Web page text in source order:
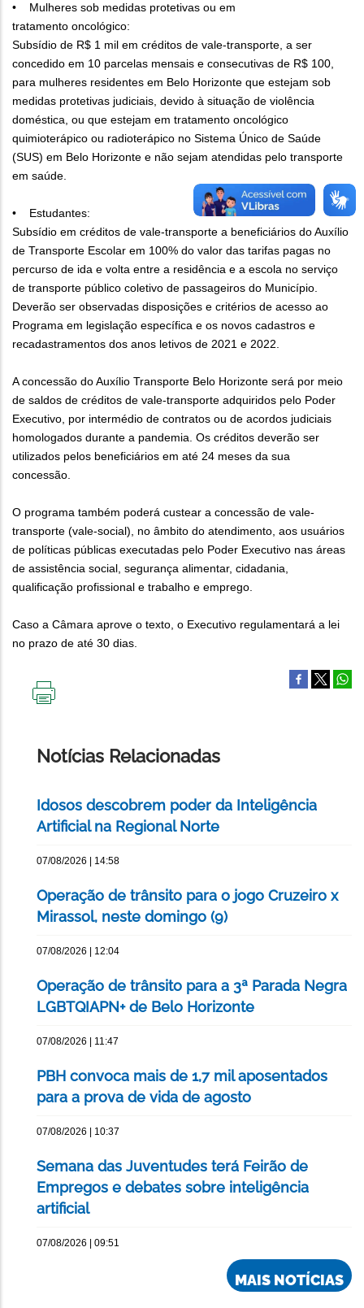
• Mulheres sob medidas protetivas ou em
tratamento oncológico:
Subsídio de R$ 1 mil em créditos de vale-transporte, a ser
concedido em 10 parcelas mensais e consecutivas de R$ 100,
para mulheres residentes em Belo Horizonte que estejam sob
medidas protetivas judiciais, devido à situação de violência
doméstica, ou que estejam em tratamento oncológico
quimioterápico ou radioterápico no Sistema Único de Saúde
(SUS) em Belo Horizonte e não sejam atendidas pelo transporte
em saúde.
• Estudantes:
Subsídio em créditos de vale-transporte a beneficiários do Auxílio
de Transporte Escolar em 100% do valor das tarifas pagas no
percurso de ida e volta entre a residência e a escola no serviço
de transporte público coletivo de passageiros do Município.
Deverão ser observadas disposições e critérios de acesso ao
Programa em legislação específica e os novos cadastros e
recadastramentos dos anos letivos de 2021 e 2022.
A concessão do Auxílio Transporte Belo Horizonte será por meio
de saldos de créditos de vale-transporte adquiridos pelo Poder
Executivo, por intermédio de contratos ou de acordos judiciais
homologados durante a pandemia. Os créditos deverão ser
utilizados pelos beneficiários em até 24 meses da sua
concessão.
O programa também poderá custear a concessão de vale-
transporte (vale-social), no âmbito do atendimento, aos usuários
de políticas públicas executadas pelo Poder Executivo nas áreas
de assistência social, segurança alimentar, cidadania,
qualificação profissional e trabalho e emprego.
Caso a Câmara aprove o texto, o Executivo regulamentará a lei
no prazo de até 30 dias.
Notícias Relacionadas
Idosos descobrem poder da Inteligência
Artificial na Regional Norte
07/08/2026 | 14:58
Operação de trânsito para o jogo Cruzeiro x
Mirassol, neste domingo (9)
07/08/2026 | 12:04
Operação de trânsito para a 3ª Parada Negra
LGBTQIAPN+ de Belo Horizonte
07/08/2026 | 11:47
PBH convoca mais de 1,7 mil aposentados
para a prova de vida de agosto
07/08/2026 | 10:37
Semana das Juventudes terá Feirão de
Empregos e debates sobre inteligência
artificial
07/08/2026 | 09:51
MAIS NOTÍCIAS